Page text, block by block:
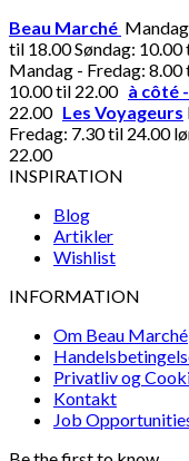
Beau Marché
til 18.00 Søndag:
Mandag - Fredag:
10.00 til 22.00 à côté
22.00 Les Voyageurs
Fredag: 7.30 til 24.00
22.00
INSPIRATION
Blog
Artikler
Wishlist
INFORMATION
Om Beau Marché
Privatliv og
Kontakt
Job